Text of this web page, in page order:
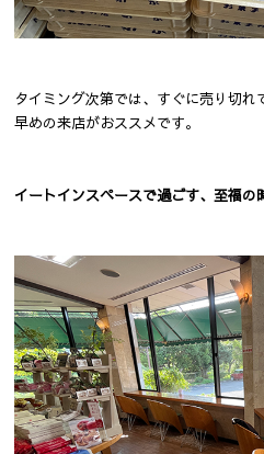
タイミング次第では、すぐに売り切れ
早めの来店がおススメです。
イートインスペースで過ごす、至福の